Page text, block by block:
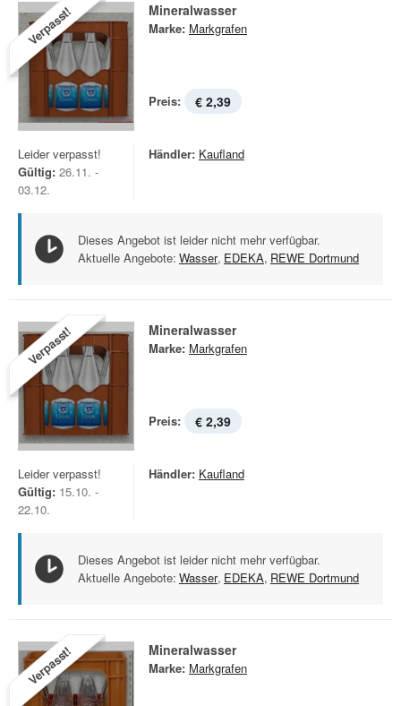
Verpasst! Mineralwasser
Marke: Markgrafen
Preis: € 2,39
Leider verpasst!
Gültig: 26.11. -
03.12.
Händler: Kaufland
Dieses Angebot ist leider nicht mehr verfügbar.
Aktuelle Angebote: Wasser, EDEKA, REWE Dortmund
Verpasst! Mineralwasser
Marke: Markgrafen
Preis: € 2,39
Leider verpasst!
Gültig: 15.10. -
22.10.
Händler: Kaufland
Dieses Angebot ist leider nicht mehr verfügbar.
Aktuelle Angebote: Wasser, EDEKA, REWE Dortmund
Verpasst! Mineralwasser
Marke: Markgrafen